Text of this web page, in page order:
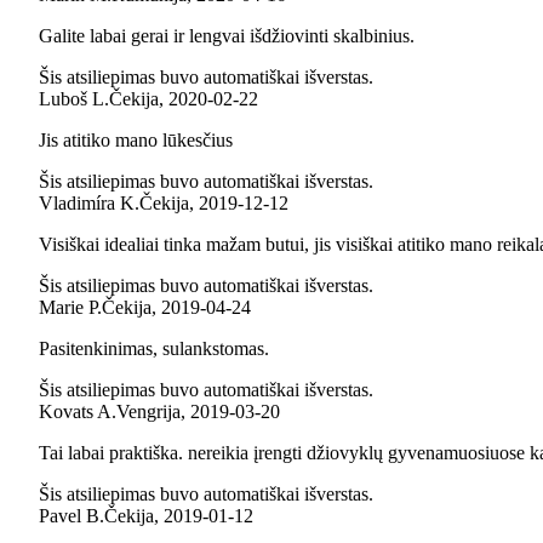
Galite labai gerai ir lengvai išdžiovinti skalbinius.
Šis atsiliepimas buvo automatiškai išverstas.
Luboš L.Čekija, 2020‑02‑22
Jis atitiko mano lūkesčius
Šis atsiliepimas buvo automatiškai išverstas.
Vladimíra K.Čekija, 2019‑12‑12
Visiškai idealiai tinka mažam butui, jis visiškai atitiko mano
Šis atsiliepimas buvo automatiškai išverstas.
Marie P.Čekija, 2019‑04‑24
Pasitenkinimas, sulankstomas.
Šis atsiliepimas buvo automatiškai išverstas.
Kovats A.Vengrija, 2019‑03‑20
Tai labai praktiška. nereikia įrengti džiovyklų gyvenamuosiuose
Šis atsiliepimas buvo automatiškai išverstas.
Pavel B.Čekija, 2019‑01‑12